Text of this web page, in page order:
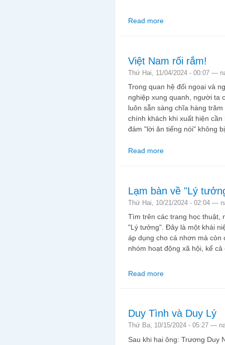
Read more
Việt Nam rối rắm!
Thứ Hai, 11/04/2024 - 00:07 —
Trong quan hệ đối ngoại và
nghiệp xung quanh, người ta
luôn sẵn sàng chĩa hàng
chính khách khi xuất hiện
đảm "lời ăn tiếng nói" không
Read more
Lạm bàn về "Lý
Thứ Hai, 10/21/2024 - 02:04 —
Tìm trên các trang học thuật,
"Lý tưởng". Đây là một khái
áp dụng cho cá nhơn mà còn
nhóm hoạt động xã hội, kể
Read more
Duy Tình và Duy Lý
Thứ Ba, 10/15/2024 - 05:27 —
Sau khi hai ông: Trương Duy